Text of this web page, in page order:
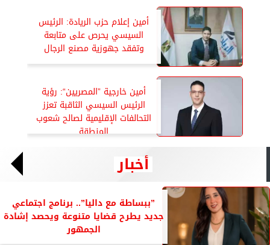
أمين إعلام حزب الريادة: الرئيس
السيسي يحرص على متابعة
وتفقد جهوزية مصنع الرجال
أمين خارجية ”المصريين“: رؤية
الرئيس السيسي الثاقبة تعزز
التحالفات الإقليمية لصالح شعوب
المنطقة
أخبار
”ببساطة مع داليا”.. برنامج اجتماعي
جديد يطرح قضايا متنوعة ويحصد إشادة
الجمهور